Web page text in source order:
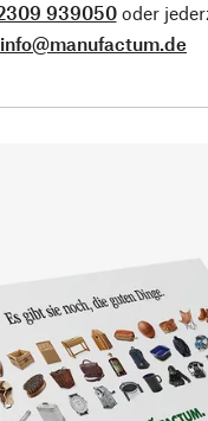
939050oder
info@manufactum.de